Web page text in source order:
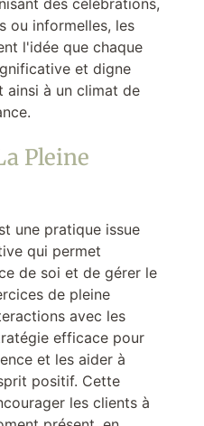
des célébrations,
ou informelles, les
l'idée que chaque
et digne
à un climat de
Pleine
une pratique issue
qui permet
de soi et de gérer le
de pleine
avec les
efficace pour
et les aider à
positif. Cette
les clients à